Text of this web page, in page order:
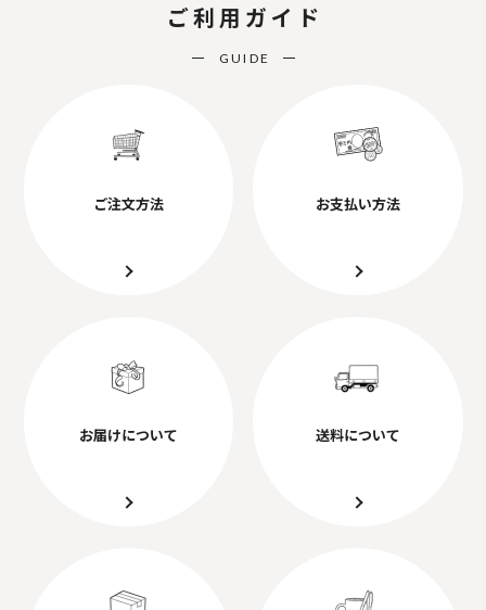
ご利用ガイド
GUIDE
ご注文方法 お支払い方法
お届けについて 送料について